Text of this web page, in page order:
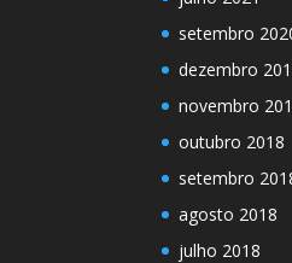
setembro
dezembro
novembro
outubro 2018
setembro
agosto 2018
julho 2018